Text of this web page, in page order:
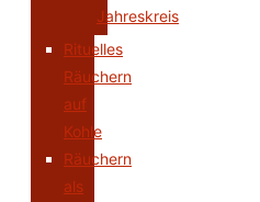
Jahreskreis
Rituelles
Räuchern
auf
Kohle
Räuchern
als